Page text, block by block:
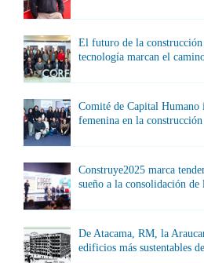
El futuro de la
tecnología marcan el
Comité de Capital Humano
femenina en la construcción
Construye2025 marca
sueño a la consolidación
De Atacama, RM, la
edificios más sustentables